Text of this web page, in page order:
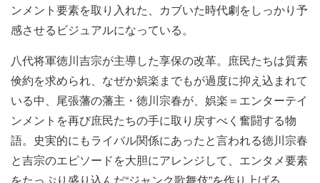
ンメント要素を取り入れた、カブいた時代劇をしっかり予
感させるビジュアルになっている。
八代将軍徳川吉宗が主導した享保の改革。庶民たちは質素
倹約を求められ、なぜか娯楽までもが過度に抑え込まれて
いる中、尾張藩の藩主・徳川宗春が、娯楽＝エンターテイ
ンメントを再び庶民たちの手に取り戻すべく奮闘する物
語。史実的にもライバル関係にあったと言われる徳川宗春
と吉宗のエピソードを大胆にアレンジして、エンタメ要素